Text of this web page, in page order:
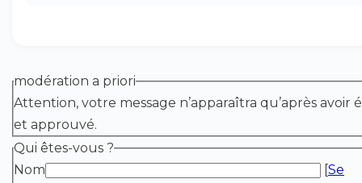
modération a priori
Attention, votre message n’apparaîtra qu’après avoir
et approuvé.
Qui êtes-vous ?
Nom
[Se